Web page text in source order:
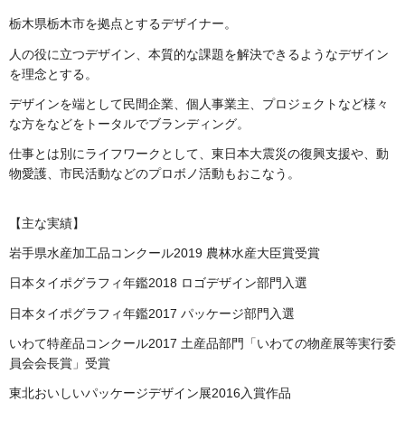
栃木県栃木市を拠点とするデザイナー。
人の役に立つデザイン、本質的な課題を解決できるようなデザイン
を理念とする。
デザインを端として民間企業、個人事業主、プロジェクトなど様々
な方をなどをトータルでブランディング。
仕事とは別にライフワークとして、東日本大震災の復興支援や、動
物愛護、市民活動などのプロボノ活動もおこなう。
【主な実績】
岩手県水産加工品コンクール2019 農林水産大臣賞受賞
日本タイポグラフィ年鑑2018 ロゴデザイン部門入選
日本タイポグラフィ年鑑2017 パッケージ部門入選
いわて特産品コンクール2017 土産品部門「いわての物産展等実行委
員会会長賞」受賞
東北おいしいパッケージデザイン展2016入賞作品